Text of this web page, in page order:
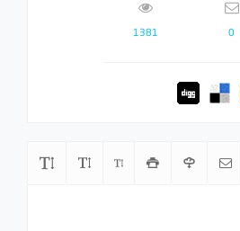
0
1381